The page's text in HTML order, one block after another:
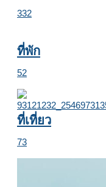
332
ที่พัก
52
ที่เที่ยว
73